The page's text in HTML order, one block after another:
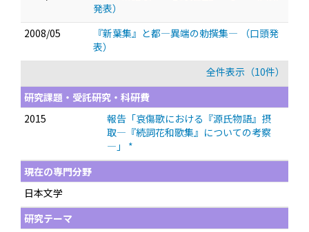
発表）
2008/05
『新葉集』と都—異端の勅撰集—
（口頭発
表）
全件表示（10件）
研究課題・受託研究・科研費
2015
報告「哀傷歌における『源氏物語』摂
取—『続詞花和歌集』についての考察
—」 *
現在の専門分野
日本文学
研究テーマ